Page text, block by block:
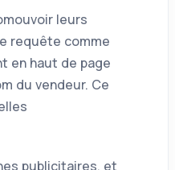
leurs
requête comme
en haut de page
du vendeur. Ce
publicitaires, et